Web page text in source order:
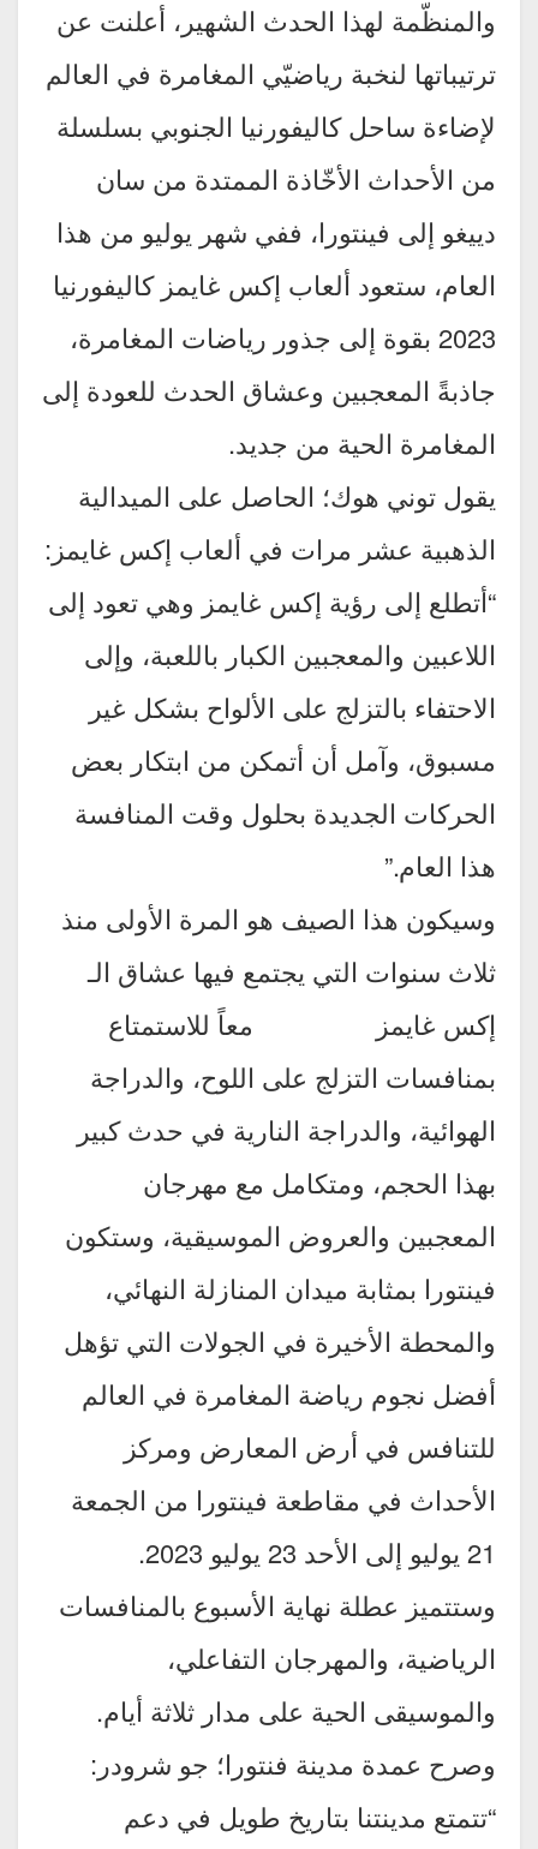
والمنظّمة لهذا الحدث الشهير، أعلنت عن
ترتيباتها لنخبة رياضيّي المغامرة في العالم
لإضاءة ساحل كاليفورنيا الجنوبي بسلسلة
من الأحداث الأخّاذة الممتدة من سان
دييغو إلى فينتورا، ففي شهر يوليو من هذا
العام، ستعود ألعاب إكس غايمز كاليفورنيا
2023 بقوة إلى جذور رياضات المغامرة،
جاذبةً المعجبين وعشاق الحدث للعودة إلى
المغامرة الحية من جديد.
يقول توني هوك؛ الحاصل على الميدالية
الذهبية عشر مرات في ألعاب إكس غايمز:
“أتطلع إلى رؤية إكس غايمز وهي تعود إلى
اللاعبين والمعجبين الكبار باللعبة، وإلى
الاحتفاء بالتزلج على الألواح بشكل غير
مسبوق، وآمل أن أتمكن من ابتكار بعض
الحركات الجديدة بحلول وقت المنافسة
هذا العام.”
وسيكون هذا الصيف هو المرة الأولى منذ
ثلاث سنوات التي يجتمع فيها عشاق الـ
إكس غايمز معاً للاستمتاع
بمنافسات التزلج على اللوح، والدراجة
الهوائية، والدراجة النارية في حدث كبير
بهذا الحجم، ومتكامل مع مهرجان
المعجبين والعروض الموسيقية، وستكون
فينتورا بمثابة ميدان المنازلة النهائي،
والمحطة الأخيرة في الجولات التي تؤهل
أفضل نجوم رياضة المغامرة في العالم
للتنافس في أرض المعارض ومركز
الأحداث في مقاطعة فينتورا من الجمعة
21 يوليو إلى الأحد 23 يوليو 2023.
وستتميز عطلة نهاية الأسبوع بالمنافسات
الرياضية، والمهرجان التفاعلي،
والموسيقى الحية على مدار ثلاثة أيام.
وصرح عمدة مدينة فنتورا؛ جو شرودر:
“تتمتع مدينتنا بتاريخ طويل في دعم